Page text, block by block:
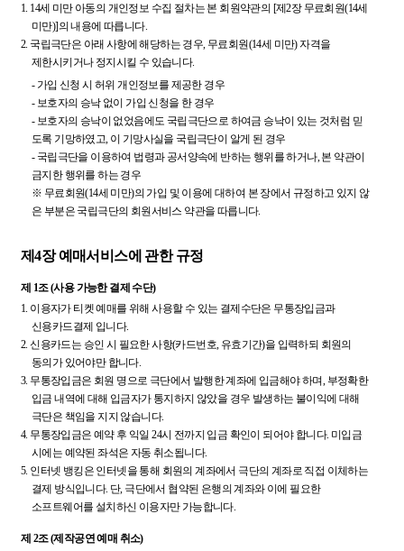
1. 14세 미만 아동의 개인정보 수집 절차는 본 회원약관의 [제2장 무료회원(14세
미만)]의 내용에 따릅니다.
2. 국립극단은 아래 사항에 해당하는 경우, 무료회원(14세 미만) 자격을
제한시키거나 정지시킬 수 있습니다.
- 가입 신청 시 허위 개인정보를 제공한 경우
- 보호자의 승낙 없이 가입 신청을 한 경우
- 보호자의 승낙이 없었음에도 국립극단으로 하여금 승낙이 있는 것처럼 믿
도록 기망하였고, 이 기망사실을 국립극단이 알게 된 경우
- 국립극단을 이용하여 법령과 공서양속에 반하는 행위를 하거나, 본 약관이
금지한 행위를 하는 경우
※ 무료회원(14세 미만)의 가입 및 이용에 대하여 본 장에서 규정하고 있지 않
은 부분은 국립극단의 회원서비스 약관을 따릅니다.
제4장 예매서비스에 관한 규정
제 1조 (사용 가능한 결제 수단)
1. 이용자가 티켓 예매를 위해 사용할 수 있는 결제수단은 무통장입금과
신용카드결제 입니다.
2. 신용카드는 승인 시 필요한 사항(카드번호, 유효기간)을 입력하되 회원의
동의가 있어야만 합니다.
3. 무통장입금은 회원 명으로 극단에서 발행한 계좌에 입금해야 하며, 부정확한
입금 내역에 대해 입금자가 통지하지 않았을 경우 발생하는 불이익에 대해
극단은 책임을 지지 않습니다.
4. 무통장입금은 예약 후 익일 24시 전까지 입금 확인이 되어야 합니다. 미입금
시에는 예약된 좌석은 자동 취소됩니다.
5. 인터넷 뱅킹은 인터넷을 통해 회원의 계좌에서 극단의 계좌로 직접 이체하는
결제 방식입니다. 단, 극단에서 협약된 은행의 계좌와 이에 필요한
소프트웨어를 설치하신 이용자만 가능합니다.
제 2조 (제작공연 예매 취소)